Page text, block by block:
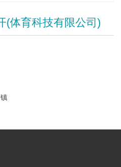
(体育科技有限公司)